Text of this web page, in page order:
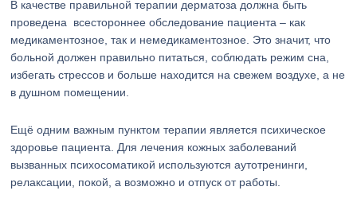
В качестве правильной терапии дерматоза должна быть
проведена всестороннее обследование пациента – как
медикаментозное, так и немедикаментозное. Это значит, что
больной должен правильно питаться, соблюдать режим сна,
избегать стрессов и больше находится на свежем воздухе, а не
в душном помещении.
Ещё одним важным пунктом терапии является психическое
здоровье пациента. Для лечения кожных заболеваний
вызванных психосоматикой используются аутотренинги,
релаксации, покой, а возможно и отпуск от работы.